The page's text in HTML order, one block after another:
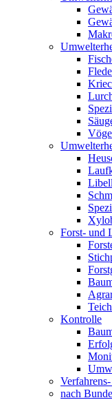
Forst- und
Kontrolle
nach